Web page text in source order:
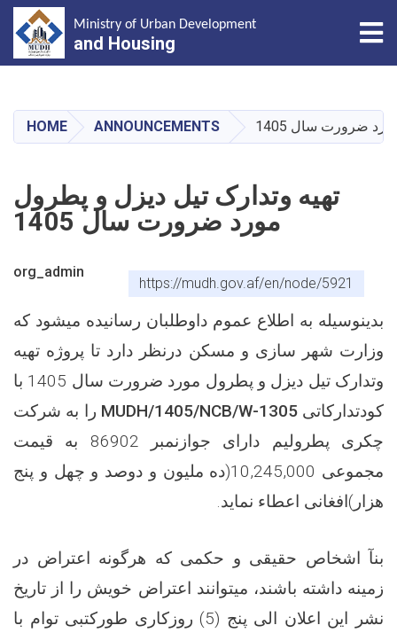
main
content
Ministry of Urban Development
and Housing
HOME ANNOUNCEMENTS ضرورت سال 1405
تهیه وتدارک تیل دیزل و پطرول
مورد ضرورت سال 1405
org_admin
https://mudh.gov.af/en/node/5921
بدینوسیله به اطلاع عموم داوطلبان رسانیده میشود که
وزارت شهر سازی و مسکن درنظر دارد تا پروژه تهیه
وتدارک تیل دیزل و پطرول مورد ضرورت سال 1405 با
کودتدارکاتیMUDH/1405/NCB/W-1305 را به شرکت
چکری پطرولیم دارای جوازنمبر 86902 به قیمت
مجموعی 10,245,000(ده ملیون و دوصد و چهل و پنج
هزار)افغانی اعطاء نماید.
بنآ اشخاص حقیقی و حکمی که هرگونه اعتراض در
زمینه داشته باشند، میتوانند اعتراض خویش را از تاریخ
نشر این اعلان الی پنج (5) روزکاری طورکتبی توام با